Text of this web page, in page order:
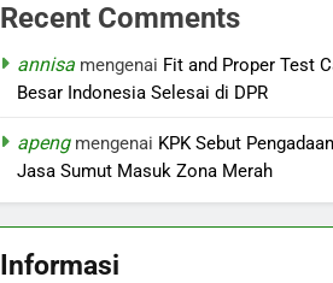
Recent Comments
annisa mengenai Fit and Proper Test
Besar Indonesia Selesai di DPR
apengmengenai KPK Sebut
Jasa Sumut Masuk Zona Merah
Informasi